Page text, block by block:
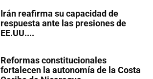
Irán reafirma su capacidad de
respuesta ante las presiones de
EE.UU....
Reformas constitucionales
fortalecen la autonomía de la Costa